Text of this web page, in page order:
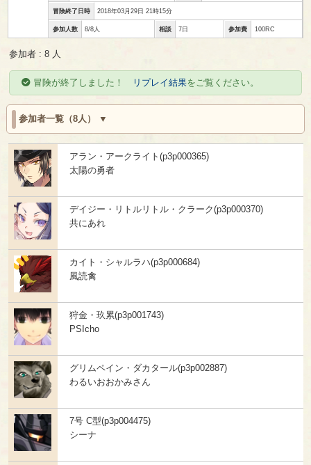
冒険終了日時 2018年03月29日 21時15分
参加人数 8/8人 相談 7日 参加費 100RC
参加者 : 8 人
冒険が終了しました！ リプレイ結果をご覧ください。
参加者一覧（8人）
アラン・アークライト(p3p000365)
太陽の勇者
デイジー・リトルリトル・クラーク(p3p000370)
共にあれ
カイト・シャルラハ(p3p000684)
風読禽
狩金・玖累(p3p001743)
PSIcho
グリムペイン・ダカタール(p3p002887)
わるいおおかみさん
7号 C型(p3p004475)
シーナ